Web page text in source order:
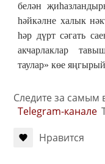
белән
һәйкәлне халык
һәр дүрт сәгать
акчарлаклар
таулар» көе
Следите за
Telegram-канале
Нравится